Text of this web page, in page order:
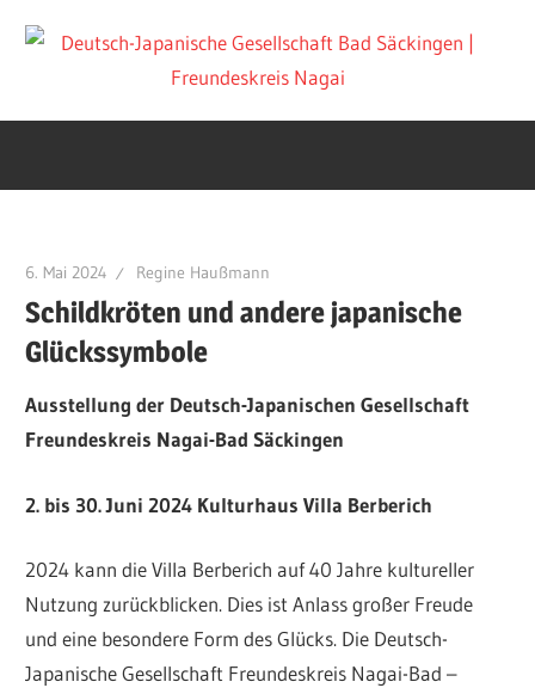
Inhalt
6. Mai 2024 Regine Haußmann
Schildkröten und andere japanische
Glückssymbole
Ausstellung der Deutsch-Japanischen Gesellschaft
Freundeskreis Nagai-Bad Säckingen
2. bis 30. Juni 2024 Kulturhaus Villa Berberich
2024 kann die Villa Berberich auf 40 Jahre kultureller
Nutzung zurückblicken. Dies ist Anlass großer Freude
und eine besondere Form des Glücks. Die Deutsch-
Japanische Gesellschaft Freundeskreis Nagai-Bad –